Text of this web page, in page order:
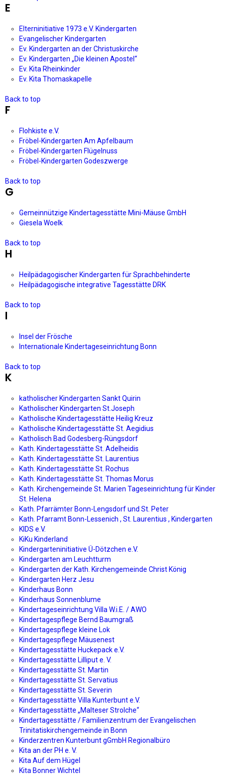
E
Elterninitiative 1973 e.V. Kindergarten
Evangelischer Kindergarten
Ev. Kindergarten an der Christuskirche
Ev. Kindergarten „Die kleinen Apostel“
Ev. Kita Rheinkinder
Ev. Kita Thomaskapelle
Back to top
F
Flohkiste e.V.
Fröbel-Kindergarten Am Apfelbaum
Fröbel-Kindergarten Flügelnuss
Fröbel-Kindergarten Godeszwerge
Back to top
G
Gemeinnützige Kindertagesstätte Mini-Mäuse GmbH
Giesela Woelk
Back to top
H
Heilpädagogischer Kindergarten für Sprachbehinderte
Heilpädagogische integrative Tagesstätte DRK
Back to top
I
Insel der Frösche
Internationale Kindertageseinrichtung Bonn
Back to top
K
katholischer Kindergarten Sankt Quirin
Katholischer Kindergarten St.Joseph
Katholische Kindertagesstätte Heilig Kreuz
Katholische Kindertagesstätte St. Aegidius
Katholisch Bad Godesberg-Rüngsdorf
Kath. Kindertagesstätte St. Adelheidis
Kath. Kindertagesstätte St. Laurentius
Kath. Kindertagesstätte St. Rochus
Kath. Kindertagesstätte St. Thomas Morus
Kath. Kirchengemeinde St. Marien Tageseinrichtung für Kinder
St. Helena
Kath. Pfarrämter Bonn-Lengsdorf und St. Peter
Kath. Pfarramt Bonn-Lessenich , St. Laurentius , Kindergarten
KIDS e.V.
KiKu Kinderland
Kindergarteninitiative Ü-Dötzchen e.V.
Kindergarten am Leuchtturm
Kindergarten der Kath. Kirchengemeinde Christ König
Kindergarten Herz Jesu
Kinderhaus Bonn
Kinderhaus Sonnenblume
Kindertageseinrichtung Villa W.i.E. / AWO
Kindertagespflege Bernd Baumgraß
Kindertagespflege kleine Lok
Kindertagespflege Mäusenest
Kindertagesstätte Huckepack e.V.
Kindertagesstätte Lilliput e. V.
Kindertagesstätte St. Martin
Kindertagesstätte St. Servatius
Kindertagesstätte St. Severin
Kindertagesstätte Villa Kunterbunt e.V.
Kindertagesstätte „Malteser Strolche“
Kindertagesstätte / Familienzentrum der Evangelischen
Trinitatiskirchengemeinde in Bonn
Kinderzentren Kunterbunt gGmbH Regionalbüro
Kita an der PH e. V.
Kita Auf dem Hügel
Kita Bonner Wichtel